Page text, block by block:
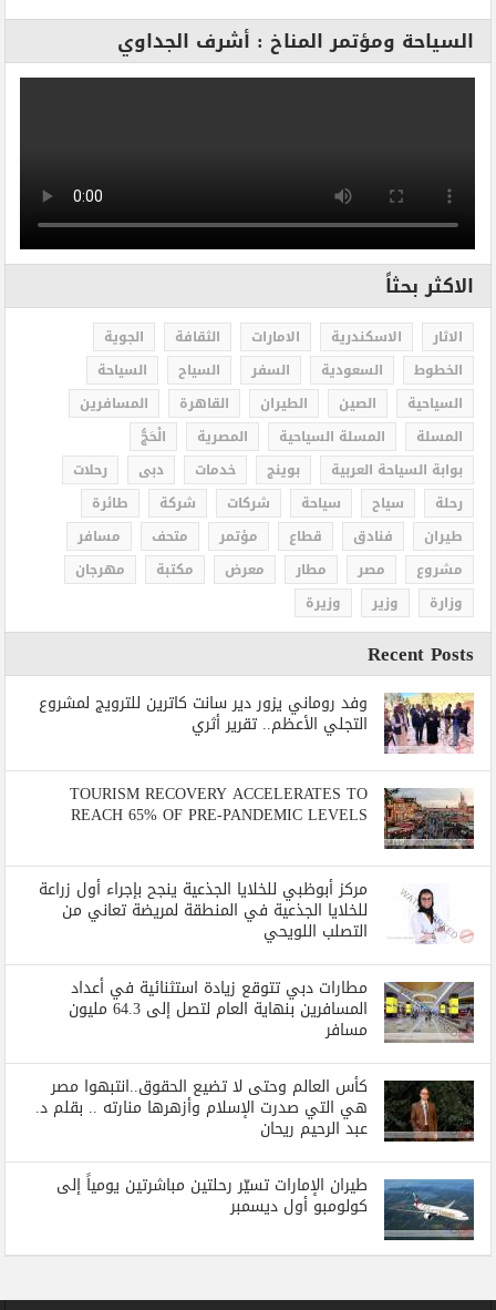
السياحة ومؤتمر المناخ : أشرف الجداوي
الاكثر بحثاً
الاثار الاسكندرية الامارات الثقافة
الجوية
الخطوط
السعودية السفر السياح
السياحة
السياحية
الصين الطيران القاهرة
المسافرين
المسلة
المسلة السياحية المصرية
الْحَجُّ
بوابة السياحة العربية
بوينج خدمات دبى
رحلات
رحلة
سياح سياحة شركات شركة
طائرة
طيران
فنادق قطاع مؤتمر متحف
مسافر
مشروع
مصر مطار معرض مكتبة
مهرجان
وزارة
وزير وزيرة
Recent Posts
وفد روماني يزور دير سانت كاترين للترويج لمشروع
التجلي الأعظم.. تقرير أثري
TOURISM RECOVERY ACCELERATES TO
REACH 65% OF PRE-PANDEMIC LEVELS
مركز أبوظبي للخلايا الجذعية ينجح بإجراء أول زراعة
للخلايا الجذعية في المنطقة لمريضة تعاني من
التصلب اللويحي
مطارات دبي تتوقع زيادة استثنائية في أعداد
المسافرين بنهاية العام لتصل إلى 64.3 مليون
مسافر
كأس العالم وحتى لا تضيع الحقوق..انتبهوا مصر
هي التي صدرت الإسلام وأزهرها منارته .. بقلم د.
عبد الرحيم ريحان
طيران الإمارات تسيّر رحلتين مباشرتين يومياً إلى
كولومبو أول ديسمبر